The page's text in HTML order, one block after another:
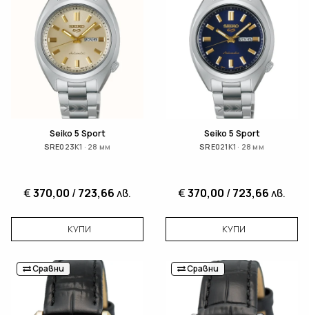
Seiko 5 Sport
SRE023K1 · 28 мм
€370,00 /723,66лв.
КУПИ
Seiko 5 Sport
SRE021K1 · 28 мм
€370,00 /723,66лв.
КУПИ
Сравни Сравни